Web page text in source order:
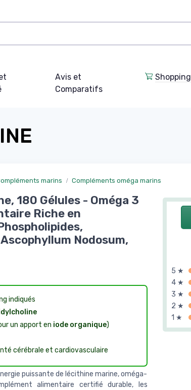
Avis et
Comparatifs
Shopping
marins Compléments oméga marins
5 ★
4 ★
3 ★
2 ★
1 ★
180 Gélules - Oméga 3
Riche en
Nodosum,
indiqués
un apport en iode organique)
cérébrale et cardiovasculaire
puissante de lécithine marine, oméga-
alimentaire certifié durable, les